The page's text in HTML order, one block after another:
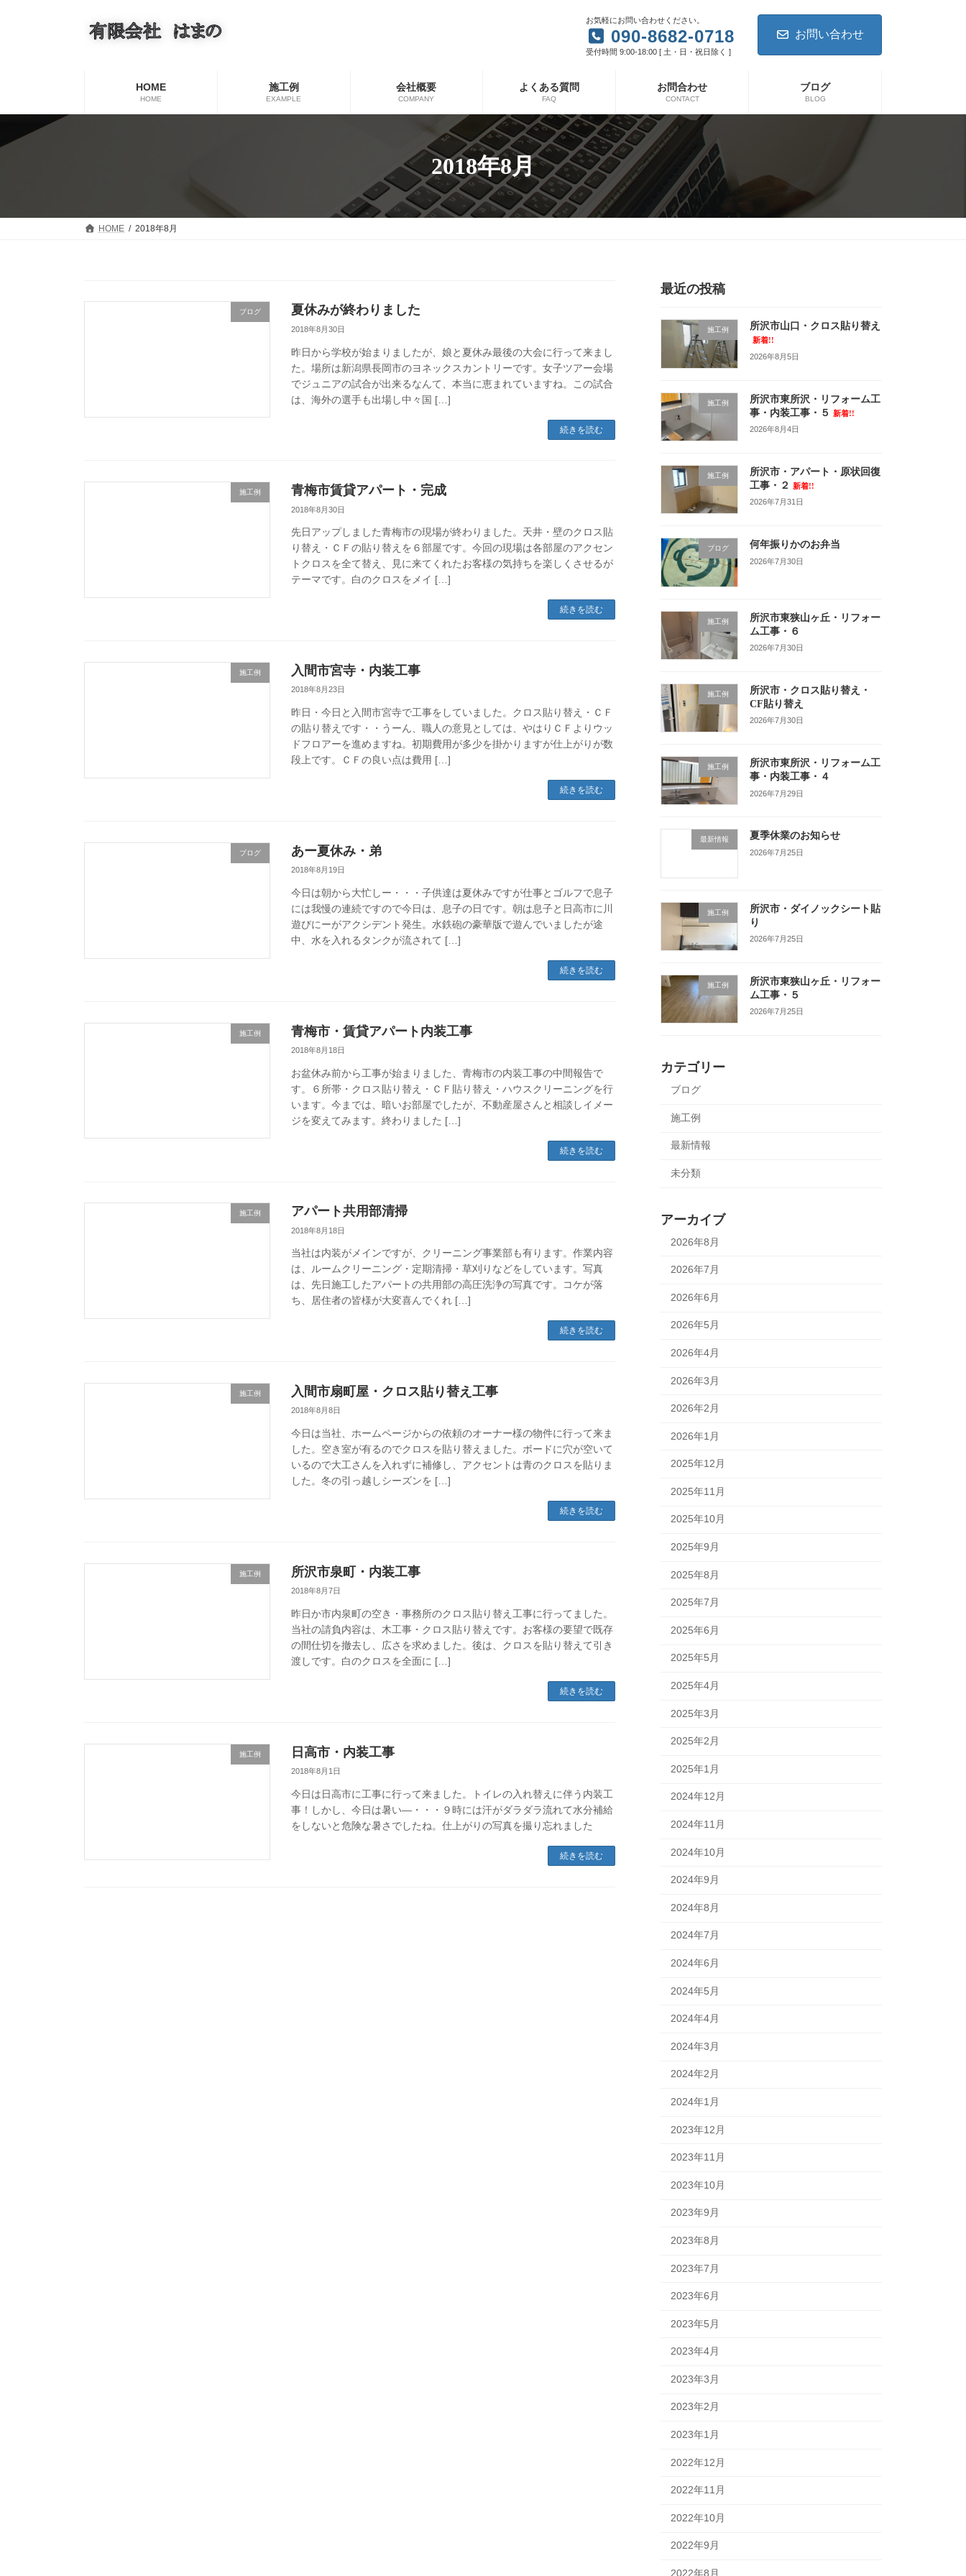
キ
プ
に
動
お気軽にお問い合わせください。
090-8682-0718
受付時間 9:00-18:00 [ 土・日・祝日除く ]
お問い合わせ
HOME
HOME
施工例
EXAMPLE
会社概要
COMPANY
よくある質問
FAQ
お問合わせ
CONTACT
ブログ
BLOG
2018年8月
HOME 2018年8月
ブログ 夏休みが終わりました
2018年8月30日
昨日から学校が始まりましたが、娘と夏休み最後の大会に行って来まし
た。場所は新潟県長岡市のヨネックスカントリーです。女子ツアー会場
でジュニアの試合が出来るなんて、本当に恵まれていますね。この試合
は、海外の選手も出場し中々国 […]
続きを読む
施工例 青梅市賃貸アパート・完成
2018年8月30日
先日アップしました青梅市の現場が終わりました。天井・壁のクロス貼
り替え・ＣＦの貼り替えを６部屋です。今回の現場は各部屋のアクセン
トクロスを全て替え、見に来てくれたお客様の気持ちを楽しくさせるが
テーマです。白のクロスをメイ […]
続きを読む
施工例 入間市宮寺・内装工事
2018年8月23日
昨日・今日と入間市宮寺で工事をしていました。クロス貼り替え・ＣＦ
の貼り替えです・・うーん、職人の意見としては、やはりＣＦよりウッ
ドフロアーを進めますね。初期費用が多少を掛かりますが仕上がりが数
段上です。ＣＦの良い点は費用 […]
続きを読む
ブログ あー夏休み・弟
2018年8月19日
今日は朝から大忙しー・・・子供達は夏休みですが仕事とゴルフで息子
には我慢の連続ですので今日は、息子の日です。朝は息子と日高市に川
遊びにーがアクシデント発生。水鉄砲の豪華版で遊んでいましたが途
中、水を入れるタンクが流されて […]
続きを読む
施工例 青梅市・賃貸アパート内装工事
2018年8月18日
お盆休み前から工事が始まりました、青梅市の内装工事の中間報告で
す。６所帯・クロス貼り替え・ＣＦ貼り替え・ハウスクリーニングを行
います。今までは、暗いお部屋でしたが、不動産屋さんと相談しイメー
ジを変えてみます。終わりました […]
続きを読む
施工例 アパート共用部清掃
2018年8月18日
当社は内装がメインですが、クリーニング事業部も有ります。作業内容
は、ルームクリーニング・定期清掃・草刈りなどをしています。写真
は、先日施工したアパートの共用部の高圧洗浄の写真です。コケが落
ち、居住者の皆様が大変喜んでくれ […]
続きを読む
施工例 入間市扇町屋・クロス貼り替え工事
2018年8月8日
今日は当社、ホームページからの依頼のオーナー様の物件に行って来ま
した。空き室が有るのでクロスを貼り替えました。ボードに穴が空いて
いるので大工さんを入れずに補修し、アクセントは青のクロスを貼りま
した。冬の引っ越しシーズンを […]
続きを読む
施工例 所沢市泉町・内装工事
2018年8月7日
昨日か市内泉町の空き・事務所のクロス貼り替え工事に行ってました。
当社の請負内容は、木工事・クロス貼り替えです。お客様の要望で既存
の間仕切を撤去し、広さを求めました。後は、クロスを貼り替えて引き
渡しです。白のクロスを全面に […]
続きを読む
施工例 日高市・内装工事
2018年8月1日
今日は日高市に工事に行って来ました。トイレの入れ替えに伴う内装工
事！しかし、今日は暑い―・・・９時には汗がダラダラ流れて水分補給
をしないと危険な暑さでしたね。仕上がりの写真を撮り忘れました
続きを読む
最近の投稿
施工例 所沢市山口・クロス貼り替え
新着!!
2026年8月5日
施工例
所沢市東所沢・リフォーム工
事・内装工事・５
新着!!
2026年8月4日
施工例
所沢市・アパート・原状回復
工事・２
新着!!
2026年7月31日
ブログ 何年振りかのお弁当
2026年7月30日
施工例
所沢市東狭山ヶ丘・リフォー
ム工事・６
2026年7月30日
施工例
所沢市・クロス貼り替え・
CF貼り替え
2026年7月30日
施工例
所沢市東所沢・リフォーム工
事・内装工事・４
2026年7月29日
最新情報 夏季休業のお知らせ
2026年7月25日
施工例
所沢市・ダイノックシート貼
り
2026年7月25日
施工例
所沢市東狭山ヶ丘・リフォー
ム工事・５
2026年7月25日
カテゴリー
ブログ
施工例
最新情報
未分類
アーカイブ
2026年8月
2026年7月
2026年6月
2026年5月
2026年4月
2026年3月
2026年2月
2026年1月
2025年12月
2025年11月
2025年10月
2025年9月
2025年8月
2025年7月
2025年6月
2025年5月
2025年4月
2025年3月
2025年2月
2025年1月
2024年12月
2024年11月
2024年10月
2024年9月
2024年8月
2024年7月
2024年6月
2024年5月
2024年4月
2024年3月
2024年2月
2024年1月
2023年12月
2023年11月
2023年10月
2023年9月
2023年8月
2023年7月
2023年6月
2023年5月
2023年4月
2023年3月
2023年2月
2023年1月
2022年12月
2022年11月
2022年10月
2022年9月
2022年8月